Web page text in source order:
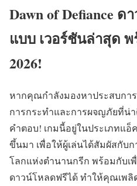
Dawn of Defiance
แบบ เวอร์ชันล่าสุด
2026!
หากคุณกำลังมองหาประสบกา
การกระทำและการผจญภัยที่น่
คำตอบ! เกมนี้อยู่ในประเภทแ
ขึ้นมา เพื่อให้ผู้เล่นได้สัมผัสกับ
โลกแห่งตำนานกรีก พร้อมกับเ
ดาวน์โหลดฟรีได้ ทำให้คุณเพ